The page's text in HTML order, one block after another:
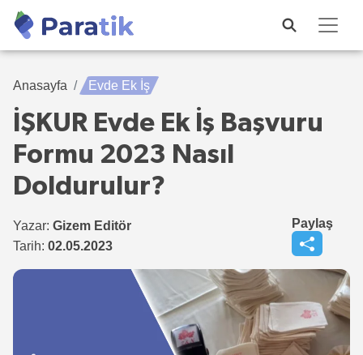
Anasayfa Evde Ek İş
İŞKUR Evde Ek İş Başvuru
Formu 2023 Nasıl
Doldurulur?
Yazar: Gizem Editör
Tarih: 02.05.2023
Paylaş